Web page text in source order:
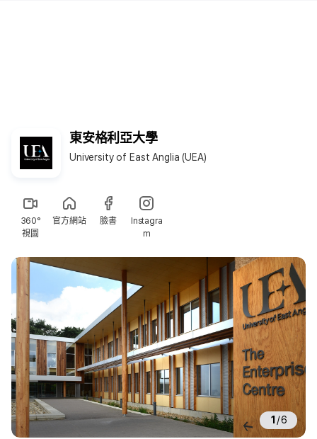
東安格利亞大學
University of East Anglia (UEA)
360°
視圖
官方網站 臉書
Instagra
m
1 /6